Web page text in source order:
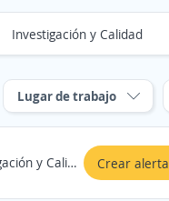
Lugar de trabajo
en Meta Crear alerta